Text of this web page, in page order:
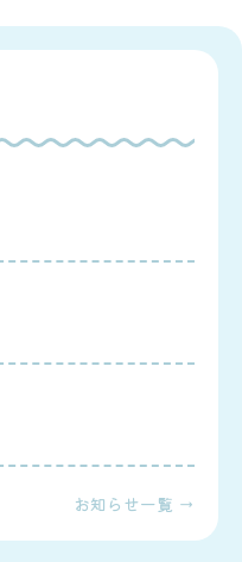
お知らせ一覧 →